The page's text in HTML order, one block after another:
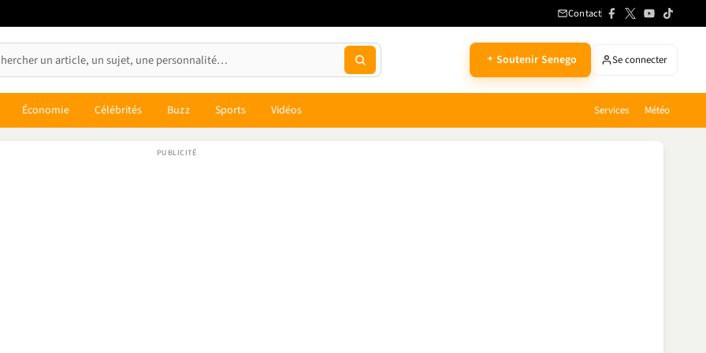
Contact
Soutenir Senego Se connecter
Économie Célébrités Buzz Sports Vidéos Services Météo